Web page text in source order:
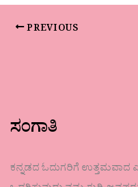
PREVIOUS
ಸಂಗಾತಿ
ಕನ್ನಡದ ಓದುಗರಿಗೆ ಉತ್ತಮವಾದ